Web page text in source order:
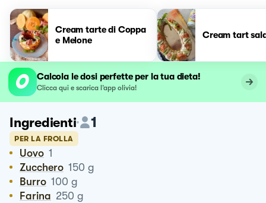
Cream tarte di Coppa
e Melone
Cream tart
Calcola le dosi perfette per la tua dieta!
Clicca qui e scarica l’app olivia!
Ingredienti 1
PER LA FROLLA
Uovo 1
Zucchero 150 g
Burro 100 g
Farina 250 g